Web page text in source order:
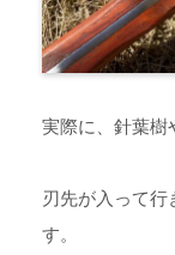
実際に、針葉樹
刃先が入って
す。